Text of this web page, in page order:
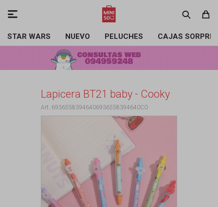
STAR WARS NUEVO PELUCHES CAJAS

Lapicera BT21 baby - Cooky
69365583946406936558394640CO